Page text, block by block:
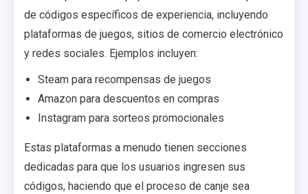
de códigos específicos de experiencia, incluyendo
plataformas de juegos, sitios de comercio electrónico
y redes sociales. Ejemplos incluyen:
Steam para recompensas de juegos
Amazon para descuentos en compras
Instagram para sorteos promocionales
Estas plataformas a menudo tienen secciones
dedicadas para que los usuarios ingresen sus
códigos, haciendo que el proceso de canje sea